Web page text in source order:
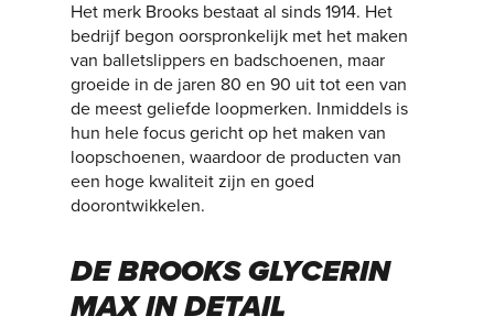
Het merk Brooks bestaat al sinds 1914. Het
bedrijf begon oorspronkelijk met het maken
van balletslippers en badschoenen, maar
groeide in de jaren 80 en 90 uit tot een van
de meest geliefde loopmerken. Inmiddels is
hun hele focus gericht op het maken van
loopschoenen, waardoor de producten van
een hoge kwaliteit zijn en goed
doorontwikkelen.
DE BROOKS GLYCERIN
MAX IN DETAIL